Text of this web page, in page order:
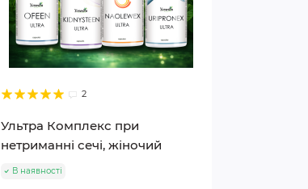
2
Ультра Комплекс при
нетриманні сечі, жіночий
В наявності